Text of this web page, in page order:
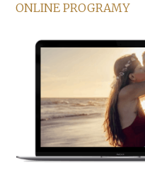
ONLINE PROGRAMY